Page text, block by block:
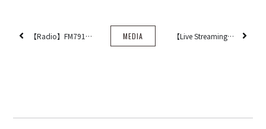
東京ヒップホップ【Radio】FM791『MUSIC PAN』にコメント出演！ MEDIA 【Live Streaming】2023/1/13(Fri) YouTube生配信LIVE決定!!